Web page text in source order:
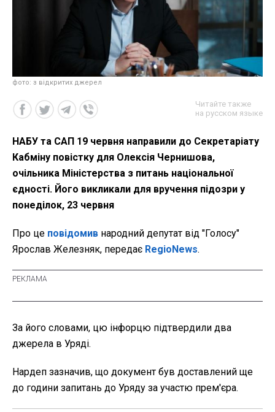
фото: з відкритих джерел
Читайте также
на русском языке
НАБУ та САП 19 червня направили до Секретаріату
Кабміну повістку для Олексія Чернишова,
очільника Міністерства з питань національної
єдності. Його викликали для вручення підозри у
понеділок, 23 червня
Про це повідомив народний депутат від "Голосу"
Ярослав Железняк, передає RegioNews.
За його словами, цю інфорцю підтвердили два
джерела в Уряді.
Нардеп зазначив, що документ був доставлений ще
до години запитань до Уряду за участю прем'єра.